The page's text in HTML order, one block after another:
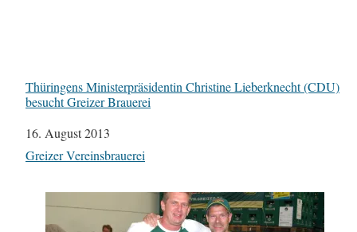
Thüringens Ministerpräsidentin Christine Lieberknecht (CDU)
besucht Greizer Brauerei
Datum
16. August 2013
In Bezug auf
Greizer Vereinsbrauerei